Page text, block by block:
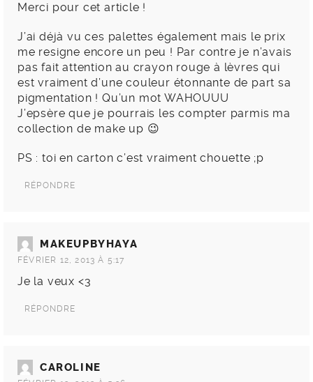
Merci pour cet article !
J’ai déjà vu ces palettes également mais le prix
me resigne encore un peu ! Par contre je n’avais
pas fait attention au crayon rouge à lèvres qui
est vraiment d’une couleur étonnante de part sa
pigmentation ! Qu’un mot WAHOUUU
J’epsère que je pourrais les compter parmis ma
collection de make up 😉
PS : toi en carton c’est vraiment chouette ;p
RÉPONDRE
MAKEUPBYHAYA
FÉVRIER 12, 2013 À 5:17
Je la veux <3
RÉPONDRE
CAROLINE